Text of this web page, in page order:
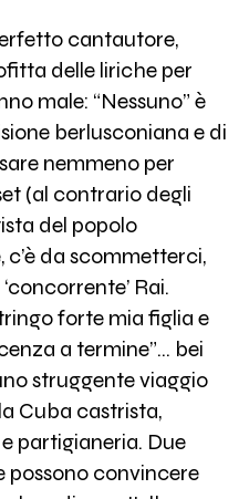
cantautore,
delle liriche per
male: “Nessuno” è
berlusconiana e di
nemmeno per
(al contrario degli
del popolo
c’è da scommetterci,
Rai.
forte mia figlia e
a termine”… bei
struggente viaggio
Cuba castrista,
partigianeria. Due
possono convincere